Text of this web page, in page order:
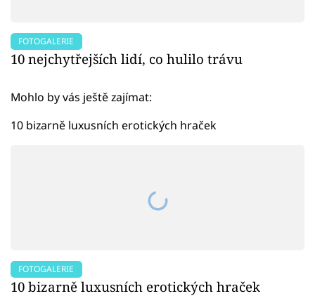
FOTOGALERIE
10 nejchytřejších lidí, co hulilo trávu
Mohlo by vás ještě zajímat:
10 bizarně luxusních erotických hraček
FOTOGALERIE
10 bizarně luxusních erotických hraček